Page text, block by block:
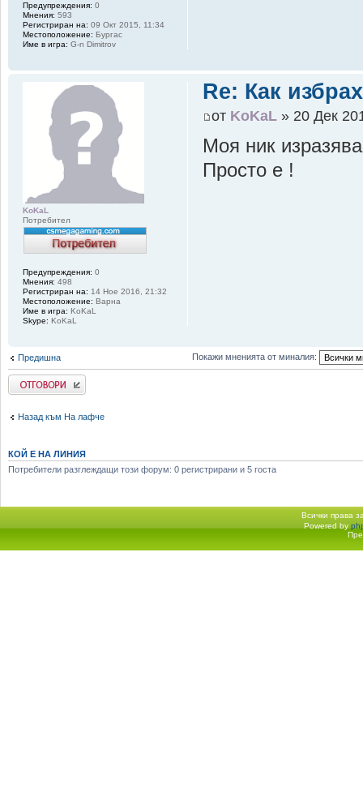
Предупреждения: 0
Мнения: 593
Регистриран на: 09 Окт 2015, 11:34
Местоположение: Бургас
Име в игра: G-n Dimitrov
Re: Как
от KoKaL » 20 Дек
Моя ник
Просто е !
KoKaL
Потребител
Предупреждения: 0
Мнения: 498
Регистриран на: 14 Ное 2016, 21:32
Местоположение: Варна
Име в игра: KoKaL
Skype: KoKaL
Предишна Покажи мненията от миналия:
Добави отговор
Назад към На лафче
КОЙ Е НА ЛИНИЯ
Потребители разглеждащи този форум: 0 регистрирани и 5 госта
Всички права
Начало форум Powered by